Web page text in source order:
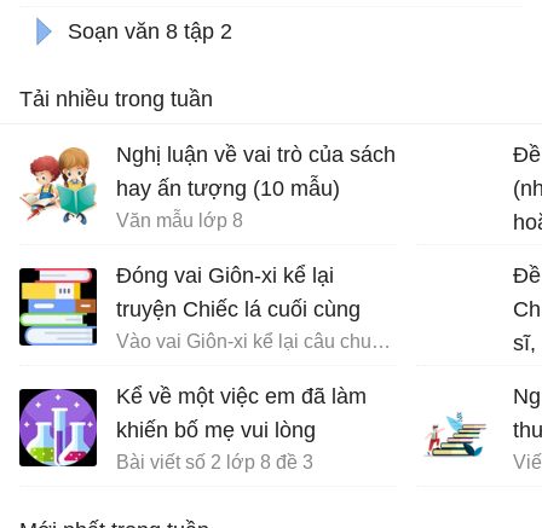
Soạn văn 8 tập 2
Tải nhiều trong tuần
Nghị luận về vai trò của sách
hay ấn tượng (10 mẫu)
Văn mẫu lớp 8
Đóng vai Giôn-xi kể lại
truyện Chiếc lá cuối cùng
Vào vai Giôn-xi kể lại câu chuyện Chiếc lá cuối cùng
Kể về một việc em đã làm
khiến bố mẹ vui lòng
Bài viết số 2 lớp 8 đề 3
Đề
Đề
sĩ,